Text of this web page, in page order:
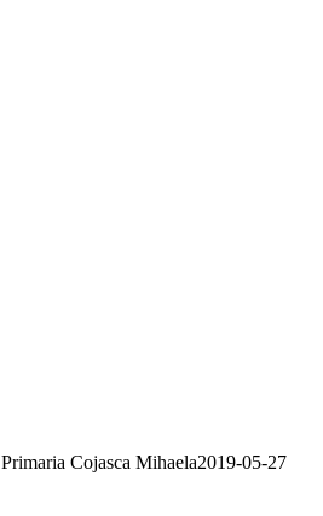
Primaria Cojasca Mihaela2019-05-27